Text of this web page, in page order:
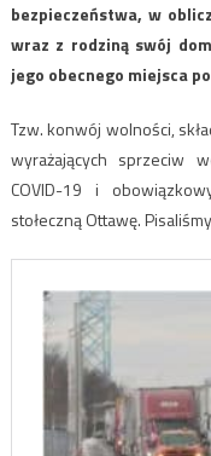
bezpieczeństwa, w
wraz z rodziną swój
jego obecnego miejsca
Tzw. konwój wolności,
wyrażających sprzeciw
COVID-19 i
stołeczną Ottawę.